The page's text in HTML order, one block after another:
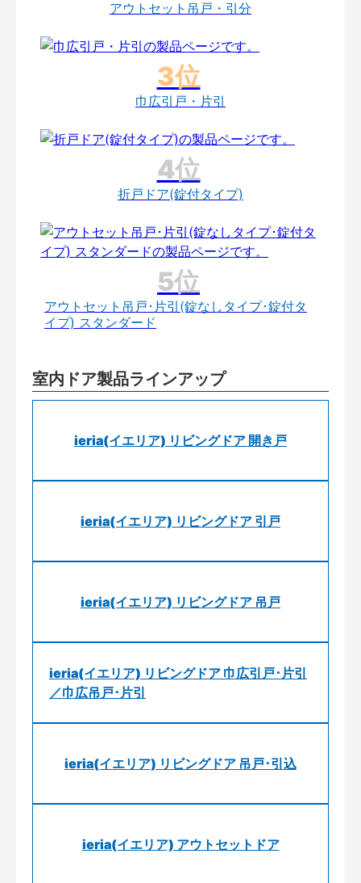
アウトセット吊戸・引分
巾広引戸・片引
折戸ドア(錠付タイプ)
アウトセット吊戸･片引(錠なしタイプ･錠付タ
イプ) スタンダード
室内ドア製品ラインアップ
ieria(イエリア) リビングドア 開き戸
ieria(イエリア) リビングドア 引戸
ieria(イエリア) リビングドア 吊戸
ieria(イエリア) リビングドア 巾広引戸･片引
／巾広吊戸･片引
ieria(イエリア) リビングドア 吊戸･引込
ieria(イエリア) アウトセットドア